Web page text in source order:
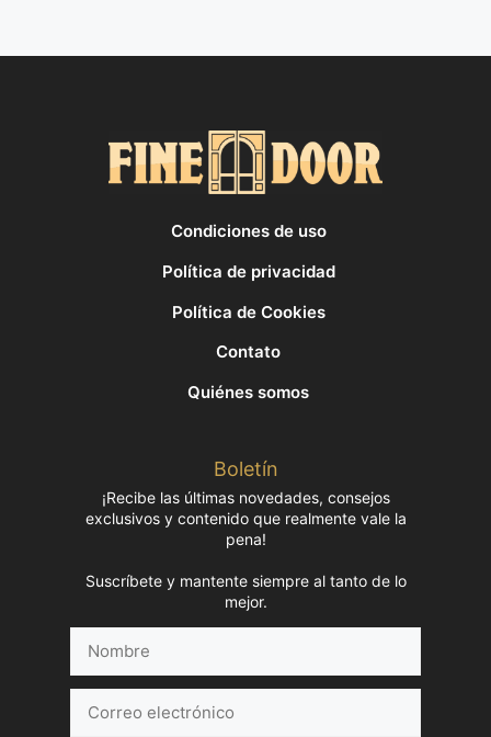
Condiciones de uso
Política de privacidad
Política de Cookies
Contato
Quiénes somos
Boletín
¡Recibe las últimas novedades, consejos
exclusivos y contenido que realmente vale la
pena!
Suscríbete y mantente siempre al tanto de lo
mejor.
electrónico